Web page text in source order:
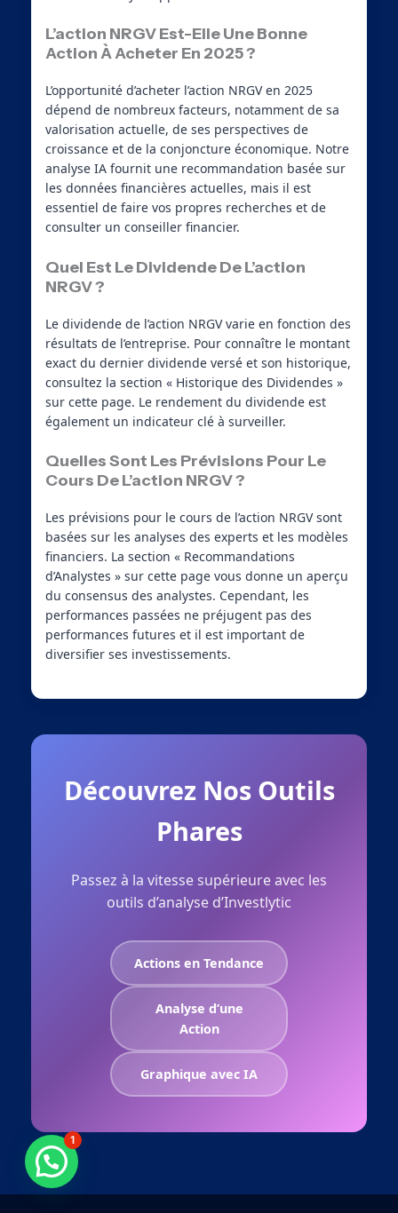
L’action NRGV Est-Elle Une Bonne
Action À Acheter En 2025 ?
L’opportunité d’acheter l’action NRGV en 2025
dépend de nombreux facteurs, notamment de sa
valorisation actuelle, de ses perspectives de
croissance et de la conjoncture économique. Notre
analyse IA fournit une recommandation basée sur
les données financières actuelles, mais il est
essentiel de faire vos propres recherches et de
consulter un conseiller financier.
Quel Est Le Dividende De L’action
NRGV ?
Le dividende de l’action NRGV varie en fonction des
résultats de l’entreprise. Pour connaître le montant
exact du dernier dividende versé et son historique,
consultez la section « Historique des Dividendes »
sur cette page. Le rendement du dividende est
également un indicateur clé à surveiller.
Quelles Sont Les Prévisions Pour Le
Cours De L’action NRGV ?
Les prévisions pour le cours de l’action NRGV sont
basées sur les analyses des experts et les modèles
financiers. La section « Recommandations
d’Analystes » sur cette page vous donne un aperçu
du consensus des analystes. Cependant, les
performances passées ne préjugent pas des
performances futures et il est important de
diversifier ses investissements.
Découvrez Nos Outils
Phares
Passez à la vitesse supérieure avec les
outils d’analyse d’Investlytic
Actions en Tendance
Analyse d’une
Action
Graphique avec IA
1